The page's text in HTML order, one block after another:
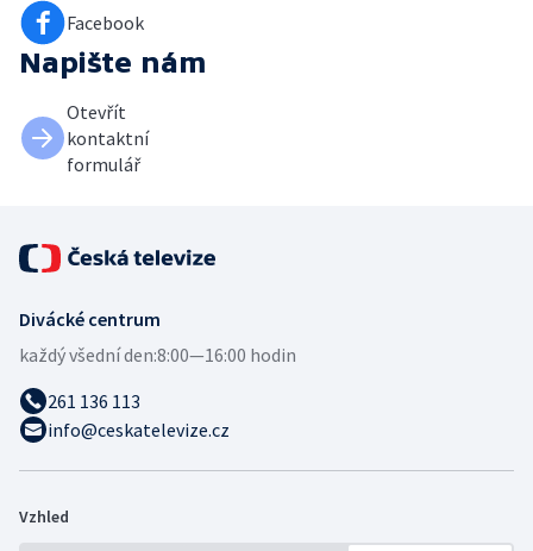
Facebook
Napište nám
Otevřít
kontaktní
formulář
Divácké centrum
každý všední den:8:00—16:00 hodin
261 136 113
info@ceskatelevize.cz
Vzhled